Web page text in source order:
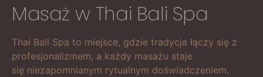
Masaż w Thai Bali Spa
Thai Bali Spa to miejsce, gdzie tradycja łączy się z
profesjonalizmem, a każdy masażu staje
się niezapomnianym rytualnym doświadczeniem.